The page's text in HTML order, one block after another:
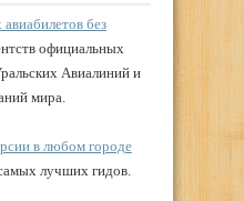
без
официальных
Авиалиний и
мира.
в любом городе
лучших гидов.